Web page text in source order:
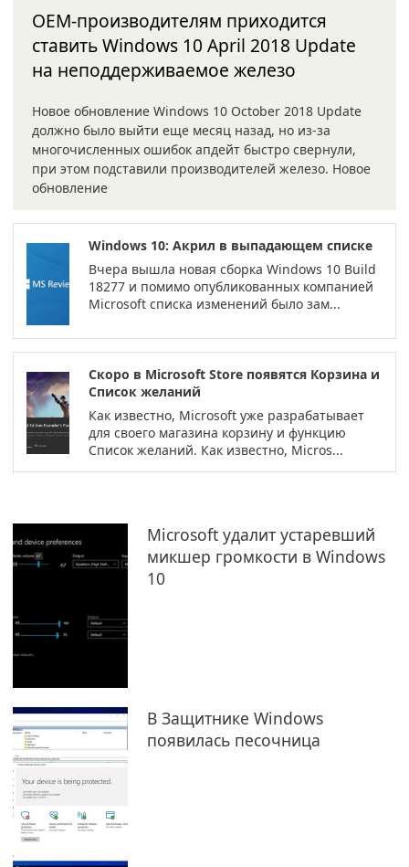
OEM-производителям приходится
ставить Windows 10 April 2018 Update
на неподдерживаемое железо
Новое обновление Windows 10 October 2018 Update
должно было выйти еще месяц назад, но из-за
многочисленных ошибок апдейт быстро свернули,
при этом подставили производителей железо. Новое
обновление
Windows 10: Акрил в выпадающем списке
Вчера вышла новая сборка Windows 10 Build
18277 и помимо опубликованных компанией
Microsoft списка изменений было зам...
Скоро в Microsoft Store появятся Корзина и
Список желаний
Как известно, Microsoft уже разрабатывает
для своего магазина корзину и функцию
Список желаний. Как известно, Micros...
Microsoft удалит устаревший
микшер громкости в Windows
10
В Защитнике Windows
появилась песочница